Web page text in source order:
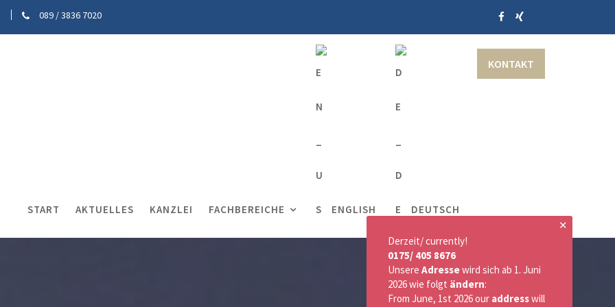
089 / 3836 7020
KONTAKT
START AKTUELLES KANZLEI FACHBEREICHE ENGLISH DEUTSCH
✕
Derzeit/ currently!
0175/ 405 8676
Unsere Adressewird sich ab 1. Juni
2026 wie folgt ändern:
From June, 1st 2026 our addresswill